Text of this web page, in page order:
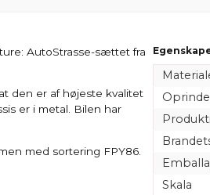
AutoStrasse-sættet fra
den er af højeste kvalitet
er i metal. Bilen har
med sortering FPY86.
Skala